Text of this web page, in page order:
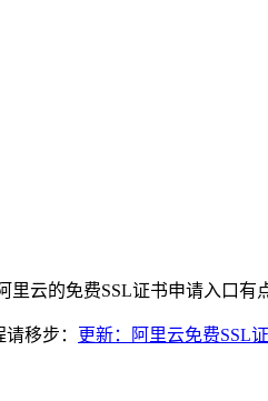
云的免费SSL证书申请入口有
移步： 更新：阿里云免费SSL